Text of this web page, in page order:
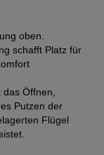
oben.
schafft Platz für
Öffnen,
Putzen der
Flügel